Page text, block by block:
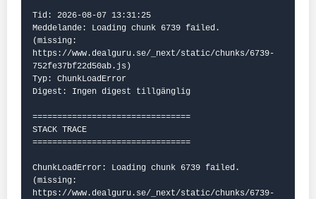
Tid: 2026-08-07 13:31:25
Meddelande: Loading chunk 6739 failed.
(missing:
https://www.dealguru.se/_next/static/chunks/6739-
752fe37bf22d50ab.js)
Typ: ChunkLoadError
Digest: Ingen digest tillgänglig
================================
STACK TRACE
================================
ChunkLoadError: Loading chunk 6739 failed.
(missing:
https://www.dealguru.se/_next/static/chunks/6739-